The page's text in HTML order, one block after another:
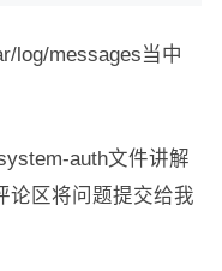
log/messages当中
auth文件讲解
论区将问题提交给我